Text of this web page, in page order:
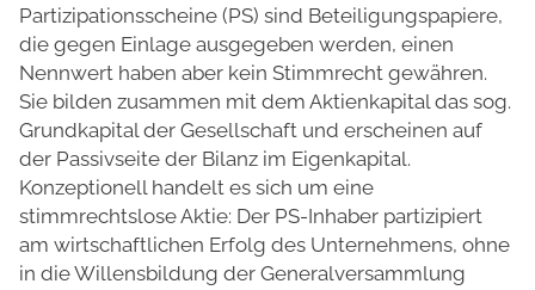
Partizipationsscheine (PS) sind Beteiligungspapiere,
die gegen Einlage ausgegeben werden, einen
Nennwert haben aber kein Stimmrecht gewähren.
Sie bilden zusammen mit dem Aktienkapital das sog.
Grundkapital der Gesellschaft und erscheinen auf
der Passivseite der Bilanz im Eigenkapital.
Konzeptionell handelt es sich um eine
stimmrechtslose Aktie: Der PS-Inhaber partizipiert
am wirtschaftlichen Erfolg des Unternehmens, ohne
in die Willensbildung der Generalversammlung